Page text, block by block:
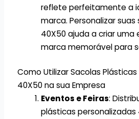
reflete perfeitamente a
marca. Personalizar
40X50 ajuda a criar uma
marca memorável para
Como Utilizar Sacolas
40X50 na sua Empresa
Eventos e Feiras:
plásticas personalizadas